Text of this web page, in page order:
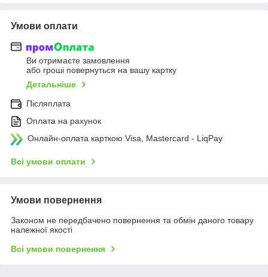
Умови оплати
Ви отримаєте замовлення
або гроші повернуться на вашу картку
Детальніше
Післяплата
Оплата на рахунок
Онлайн-оплата карткою Visa, Mastercard - LiqPay
Всі умови оплати
Умови повернення
Законом не передбачено повернення та обмін даного товару
належної якості
Всі умови повернення